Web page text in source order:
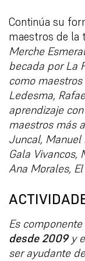
Continúa su
maestros de la
Merche
becada por La
como
Ledesma,
aprendizaje
maestros más
Juncal, Manuel
Gala Vivancos,
Ana Morales,
Es
desde 2009y
serayudante